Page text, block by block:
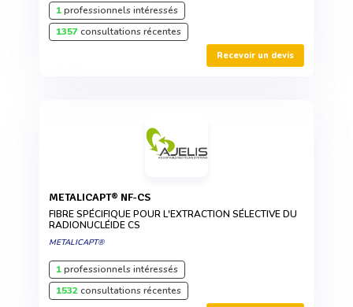
1professionnels intéressés
1357consultations récentes
Recevoir un devis
METALICAPT® NF-CS
FIBRE SPÉCIFIQUE POUR L'EXTRACTION SÉLECTIVE DU
RADIONUCLÉIDE CS
METALICAPT®
1professionnels intéressés
1532consultations récentes